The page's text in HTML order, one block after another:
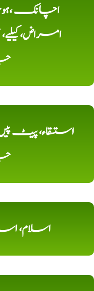
اچانک
امراض،
استسقاء، پیٹ
اسلام،